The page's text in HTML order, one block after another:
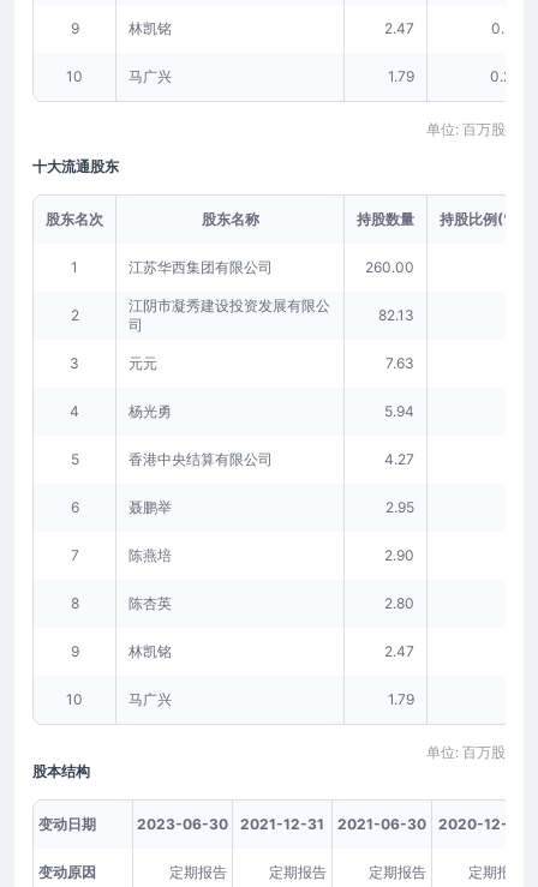
9 林凯铭 2.47 0.28
10 马广兴 1.79 0.20
单位: 百万股
十大流通股东
股东名次 股东名称 持股数量 持股比例(%)
1 江苏华西集团有限公司 260.00
2
江阴市凝秀建设投资发展有限公
司
82.13
3 元元 7.63
4 杨光勇 5.94
5 香港中央结算有限公司 4.27
6 聂鹏举 2.95
7 陈燕培 2.90
8 陈杏英 2.80
9 林凯铭 2.47
10 马广兴 1.79
单位: 百万股
股本结构
变动日期 2023-06-30 2021-12-31 2021-06-30 2020-12-31
变动原因 定期报告 定期报告 定期报告 定期报告